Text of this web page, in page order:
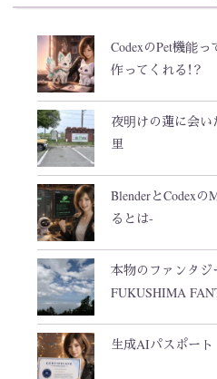
CodexのPet機能
作ってくれる！？
夜明けの蓮に会い
里
BlenderとCodexの
るとは-
本物のファンタ
FUKUSHIMA
生成AIパスポート